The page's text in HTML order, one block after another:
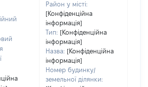
Район у місті:
[Конфіденційна
інформація]
Тип: [Конфіденційна
інформація]
Назва: [Конфіденційна
інформація]
Номер будинку/
земельної ділянки: